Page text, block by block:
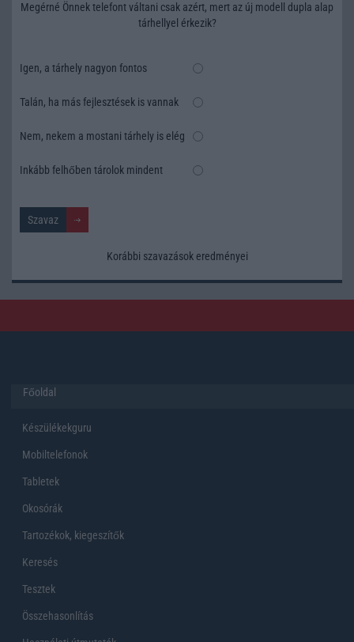
Megérné Önnek telefont váltani csak azért, mert az új modell dupla alap
tárhellyel érkezik?
Igen, a tárhely nagyon fontos
Talán, ha más fejlesztések is vannak
Nem, nekem a mostani tárhely is elég
Inkább felhőben tárolok mindent
Korábbi szavazások eredményei
Főoldal
Készülékekguru
Mobiltelefonok
Tabletek
Okosórák
Tartozékok, kiegeszítők
Keresés
Tesztek
Összehasonlítás